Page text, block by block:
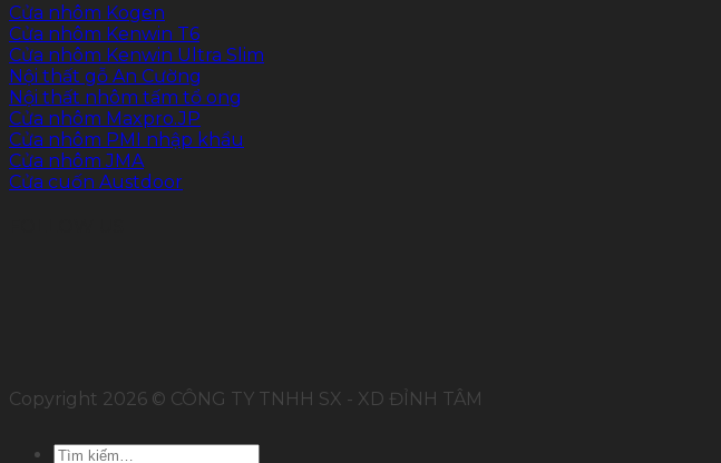
Cửa nhôm Kogen
Cửa nhôm Kenwin T6
Cửa nhôm Kenwin Ultra Slim
Nội thất gỗ An Cường
Nội thất nhôm tấm tổ ong
Cửa nhôm Maxpro.JP
Cửa nhôm PMI nhập khẩu
Cửa nhôm JMA
Cửa cuốn Austdoor
Copyright 2026 © CÔNG TY TNHH SX - XD ĐỈNH TÂM
Tìm